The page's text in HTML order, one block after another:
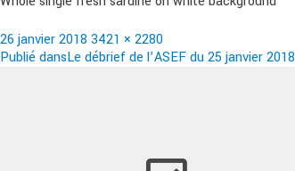
Publié
le
26 janvier 2018 Taille
réelle
3421 × 2280
Navigation
Publié dansLe débrief de l’ASEF du 25 janvier 2018